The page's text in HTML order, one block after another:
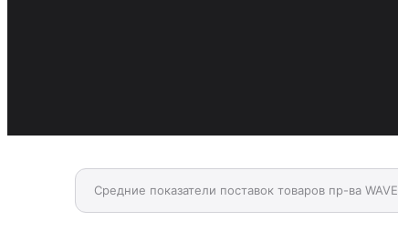
Средние показатели поставок товаров пр-ва